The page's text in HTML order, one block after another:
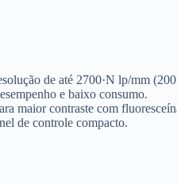
de até 2700·N lp/mm
e baixo consumo.
maior contraste com
de controle compacto.